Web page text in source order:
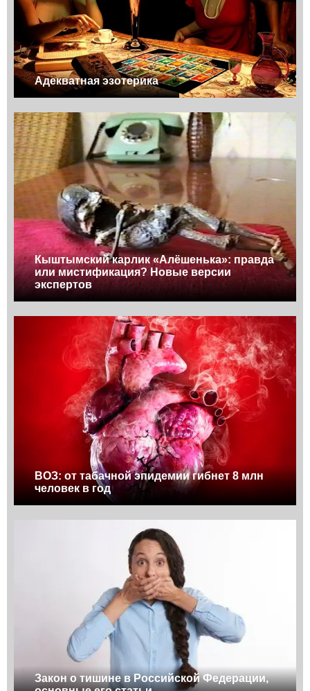
Адекватная эзотерика
Кыштымский карлик «Алёшенька»: правда
или мистификация? Новые версии
экспертов
ВОЗ: от табачной эпидемии гибнет 8 млн
человек в год
Закон о тишине в Российской Федерации,